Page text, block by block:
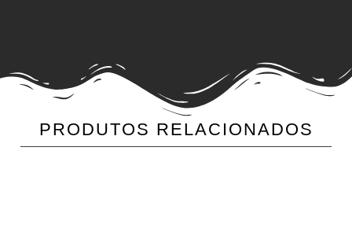
PRODUTOS RELACIONADOS